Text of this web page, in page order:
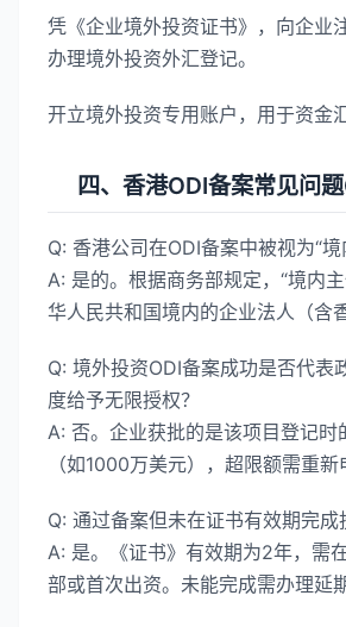
凭《企业境外投资证书》，向企业
办理境外投资外汇登记。
开立境外投资专用账户，用于资金
四、香港ODI备案常见问
​Q: 香港公司在ODI备案中被视为“境
​A:​​ 是的。根据商务部规定，“境内
华人民共和国境内的企业法人（含
​Q: 境外投资ODI备案成功是否代表
度给予无限授权？​​
​A:​​ 否。企业获批的是该项目登记时
（如1000万美元），超限额需重新
​Q: 通过备案但未在证书有效期完成
​A:​​ 是。《证书》有效期为2年，需
部或首次出资。未能完成需办理延期